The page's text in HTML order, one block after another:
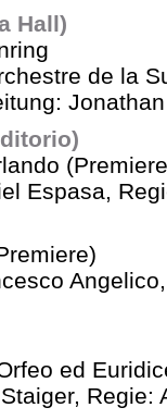
Hall)
de la
Espasa,
ed
Regie: